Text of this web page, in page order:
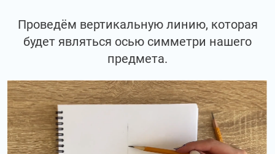
Проведём вертикальную линию, которая
будет являться осью симметри нашего
предмета.